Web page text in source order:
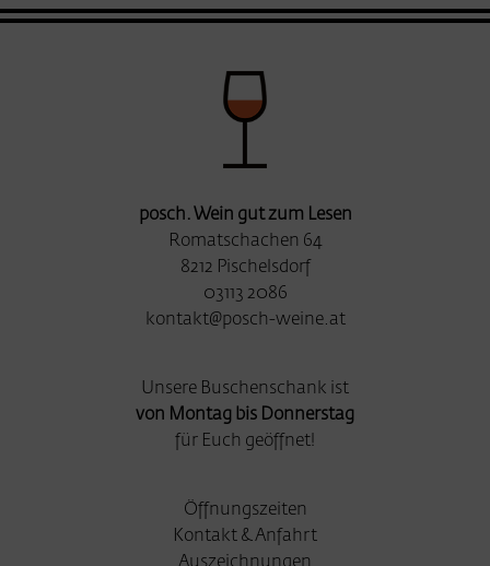
posch. Wein gut zum Lesen
Romatschachen 64
8212 Pischelsdorf
03113 2086
kontakt@posch-weine.at
Unsere Buschenschank ist
von Montag bis Donnerstag
für Euch geöffnet!
Öffnungszeiten
Kontakt & Anfahrt